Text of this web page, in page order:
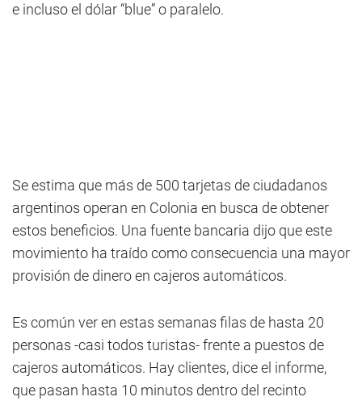
e incluso el dólar “blue” o paralelo.
Se estima que más de 500 tarjetas de ciudadanos
argentinos operan en Colonia en busca de obtener
estos beneficios. Una fuente bancaria dijo que este
movimiento ha traído como consecuencia una mayor
provisión de dinero en cajeros automáticos.
Es común ver en estas semanas filas de hasta 20
personas -casi todos turistas- frente a puestos de
cajeros automáticos. Hay clientes, dice el informe,
que pasan hasta 10 minutos dentro del recinto